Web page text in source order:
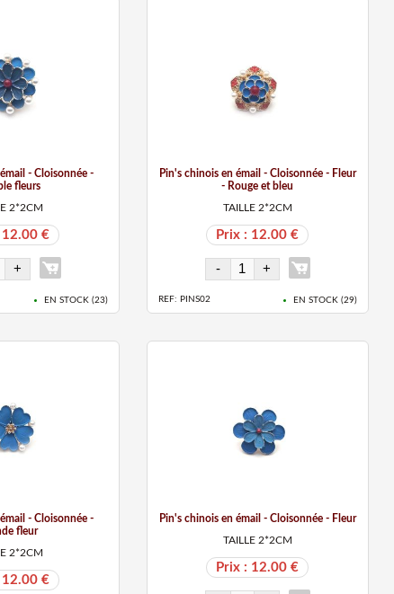
- Cloisonnée -
fleurs
2*2CM
12.00 €
EN STOCK (23)
Pin's chinois en émail - Cloisonnée - Fleur
- Rouge et bleu
TAILLE 2*2CM
Prix : 12.00 €
REF: PINS02 EN STOCK (29)
- Cloisonnée -
fleur
2*2CM
12.00 €
Pin's chinois en émail - Cloisonnée - Fleur
TAILLE 2*2CM
Prix : 12.00 €